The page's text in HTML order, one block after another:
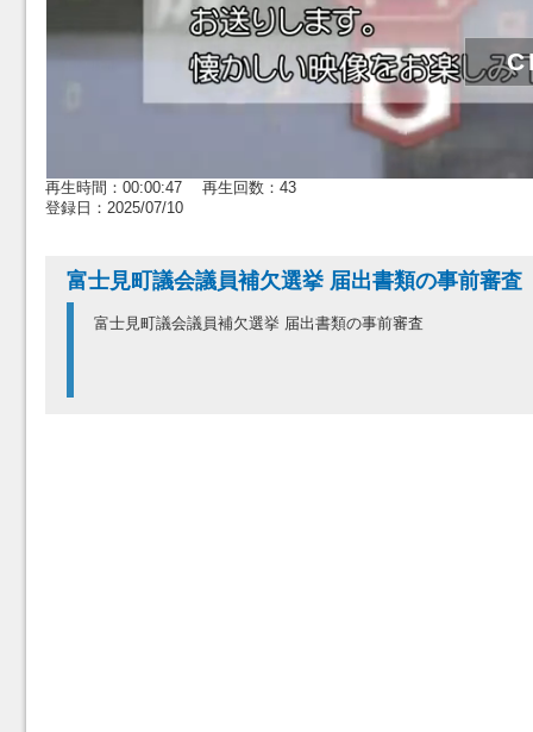
再生時間：00:00:47 再生回数：43
登録日：2025/07/10
富士見町議会議員補欠選挙 届出書類の事前審査
富士見町議会議員補欠選挙 届出書類の事前審査